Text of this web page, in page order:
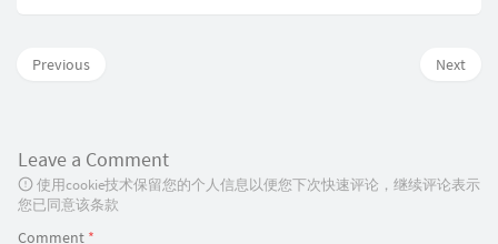
Next
Previous
Leave a Comment
使用cookie技术保留您的个人信息以便您下次快速评论，继续评论表示
您已同意该条款
Comment *